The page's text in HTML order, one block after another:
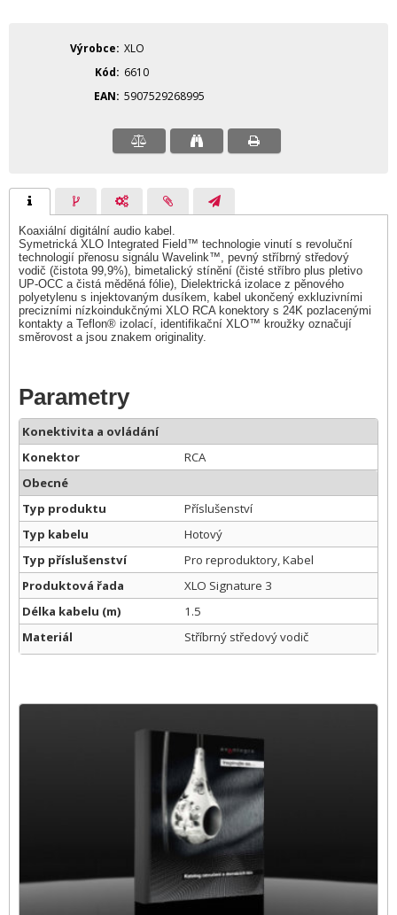
Výrobce XLO
Kód
6610
EAN 5907529268995
Koaxiální digitální audio kabel.
Symetrická XLO Integrated Field™ technologie vinutí s revoluční
technologií přenosu signálu Wavelink™, pevný stříbrný středový
vodič (čistota 99,9%), bimetalický stínění (čisté stříbro plus pletivo
UP-OCC a čistá měděná fólie), Dielektrická izolace z pěnového
polyetylenu s injektovaným dusíkem, kabel ukončený exkluzivními
precizními nízkoindukčnými XLO RCA konektory s 24K pozlacenými
kontakty a Teflon® izolací, identifikační XLO™ kroužky označují
směrovost a jsou znakem originality.
Parametry
Konektivita a ovládání
Konektor
RCA
Obecné
Typ produktu
Příslušenství
Typ kabelu
Hotový
Typ příslušenství
Pro reproduktory, Kabel
Produktová řada
XLO Signature 3
Délka kabelu (m)
1.5
Materiál
Stříbrný středový vodič